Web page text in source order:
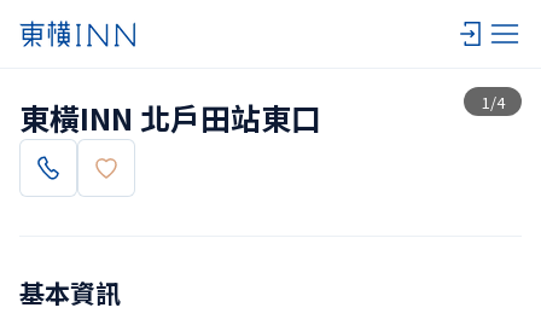
1 /4
查看一覽
東橫INN 北戶田站東口
基本資訊